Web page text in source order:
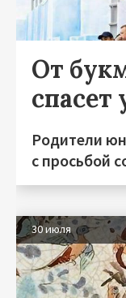
От
спасет
Родители
с просьбой
30 июля